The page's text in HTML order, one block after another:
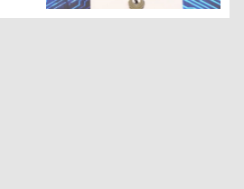
كلمة رئيس الوزراء خلال إرساء